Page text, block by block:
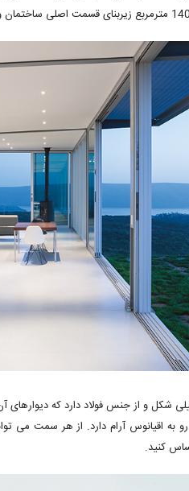
شکل و از جنس فولاد دارد که
به اقیانوس آرام دارد. از هر سمت می
کنید.